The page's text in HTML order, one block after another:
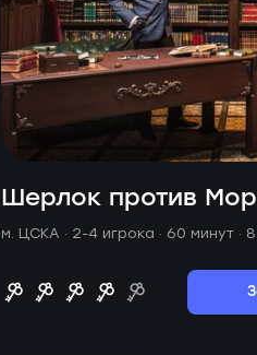
Шерлок против
м. ЦСКА · 2-4 игрока · 60 минут ·